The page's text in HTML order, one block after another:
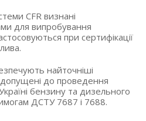
CFR визнані
для випробування
при сертифікації
найточніші
до проведення
бензину та дизельного
ДСТУ 7687 і 7688.